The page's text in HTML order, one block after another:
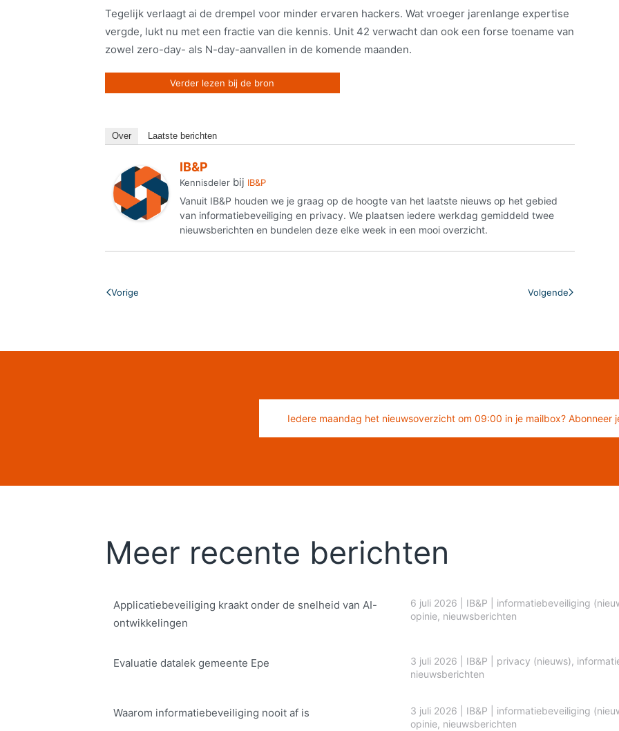
Tegelijk verlaagt ai de drempel voor minder ervaren hackers. Wat vroeger jarenlange expertise
vergde, lukt nu met een fractie van die kennis. Unit 42 verwacht dan ook een forse toename van
zowel zero-day- als N-day-aanvallen in de komende maanden.
Verder lezen bij de bron
Over Laatste berichten
IB&P
Kennisdeler bij IB&P
Vanuit IB&P houden we je graag op de hoogte van het laatste nieuws op het gebied
van informatiebeveiliging en privacy. We plaatsen iedere werkdag gemiddeld twee
nieuwsberichten en bundelen deze elke week in een mooi overzicht.
Vorige Volgende
Iedere maandag het nieuwsoverzicht om 09:00 in je mailbox? Abonneer
Meer recente berichten
Applicatiebeveiliging kraakt onder de snelheid van AI-
ontwikkelingen
6 juli 2026 IB&P
informatiebeveiliging
opinie, nieuwsberichten
Evaluatie datalek gemeente Epe 3 juli 2026 IB&P privacy (nieuws),
nieuwsberichten
Waarom informatiebeveiliging nooit af is 3 juli 2026 IB&P
informatiebeveiliging
opinie, nieuwsberichten